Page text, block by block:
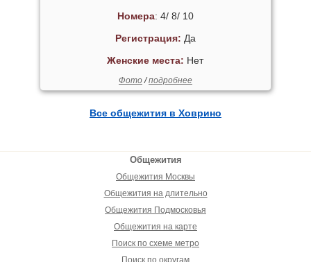
Номера: 4/ 8/ 10
Регистрация: Да
Женские места: Нет
Фото/подробнее
Все общежития в Ховрино
Общежития
Общежития Москвы
Общежития на длительно
Общежития Подмосковья
Общежития на карте
Поиск по схеме метро
Поиск по округам